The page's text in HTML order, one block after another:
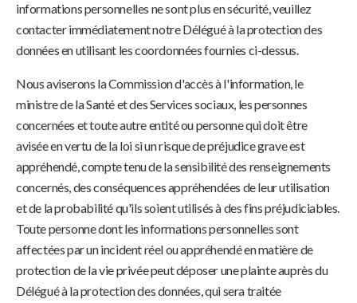
informations personnelles ne sont plus en sécurité, veuillez
contacter immédiatement notre Délégué à la protection des
données en utilisant les coordonnées fournies ci-dessus.
Nous aviserons la Commission d'accès à l'information, le
ministre de la Santé et des Services sociaux, les personnes
concernées et toute autre entité ou personne qui doit être
avisée en vertu de la loi si un risque de préjudice grave est
appréhendé, compte tenu de la sensibilité des renseignements
concernés, des conséquences appréhendées de leur utilisation
et de la probabilité qu'ils soient utilisés à des fins préjudiciables.
Toute personne dont les informations personnelles sont
affectées par un incident réel ou appréhendé en matière de
protection de la vie privée peut déposer une plainte auprès du
Délégué à la protection des données, qui sera traitée